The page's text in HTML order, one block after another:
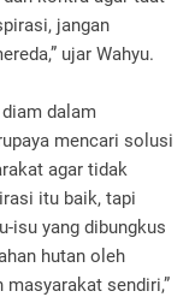
jangan
ujar Wahyu.
dalam
mencari solusi
agar tidak
itu baik, tapi
isu yang dibungkus
hutan oleh
sendiri,”